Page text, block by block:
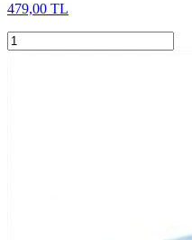
479,00 TL